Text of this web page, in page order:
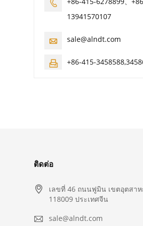

13941570107
 sale@alndt.com
 +86-415-
ติดต่อ

เลขที่ 46 ถนนฟูมิน เขตอุตสา
118009 ประเทศจีน
 sale@alndt.com